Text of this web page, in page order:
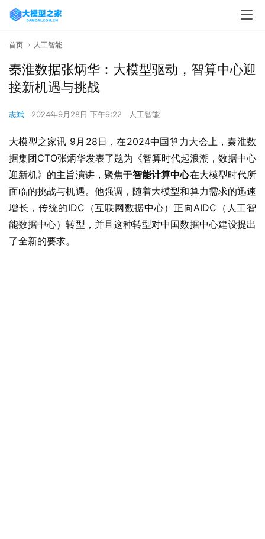
首页 人工智能
秦淮数据张炳华：大模型驱动，智算中心迎
接新机遇与挑战
志斌 2024年9月28日 下午9:22 人工智能
大模型之家讯 9月28日，在2024中国算力大会上，秦淮数
据集团CTO张炳华发表了题为《智算时代起浪潮，数据中心
迎新机》的主旨演讲，聚焦于智能计算中心在大模型时代所
面临的挑战与机遇。他强调，随着大模型和算力需求的迅速
增长，传统的IDC（互联网数据中心）正向AIDC（人工智
能数据中心）转型，并且这种转型对中国数据中心建设提出
了全新的要求。